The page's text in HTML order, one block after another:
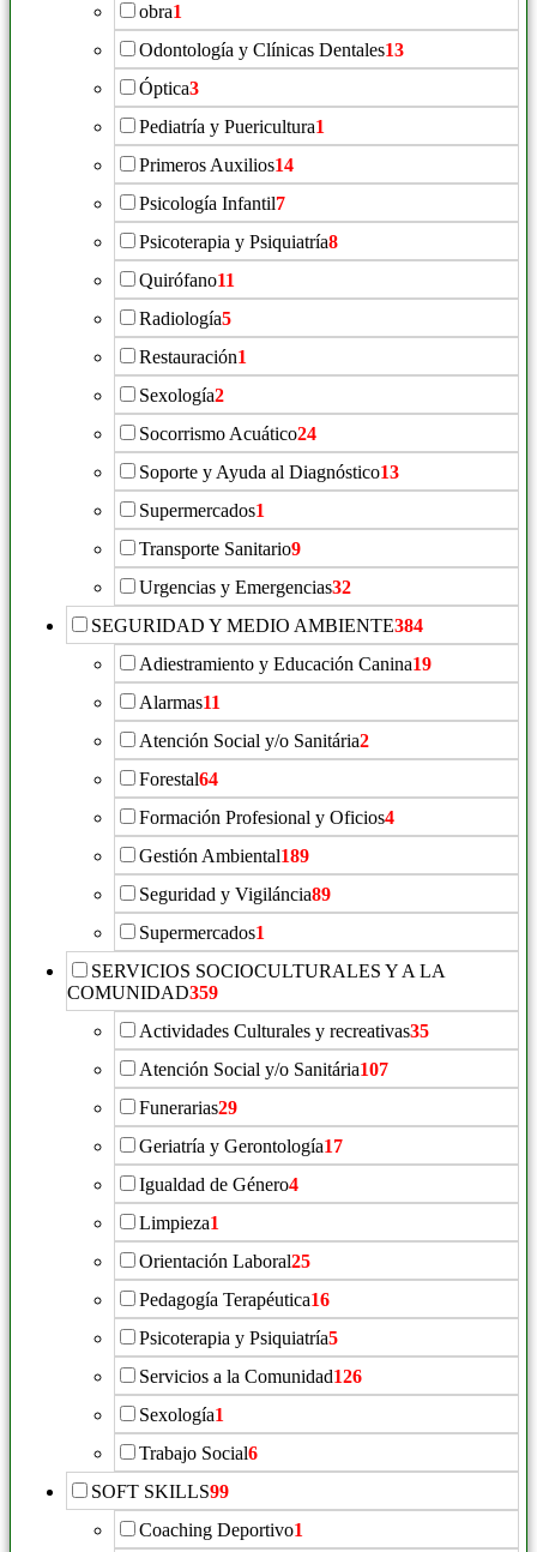
obra1
Odontología y Clínicas Dentales13
Óptica3
Pediatría y Puericultura1
Primeros Auxilios14
Psicología Infantil7
Psicoterapia y Psiquiatría8
Quirófano11
Radiología5
Restauración1
Sexología2
Socorrismo Acuático24
Soporte y Ayuda al Diagnóstico13
Supermercados1
Transporte Sanitario9
Urgencias y Emergencias32
SEGURIDAD Y MEDIO AMBIENTE384
Adiestramiento y Educación Canina19
Alarmas11
Atención Social y/o Sanitária2
Forestal64
Formación Profesional y Oficios4
Gestión Ambiental189
Seguridad y Vigiláncia89
Supermercados1
SERVICIOS SOCIOCULTURALES Y A LA
COMUNIDAD359
Actividades Culturales y recreativas35
Atención Social y/o Sanitária107
Funerarias29
Geriatría y Gerontología17
Igualdad de Género4
Limpieza1
Orientación Laboral25
Pedagogía Terapéutica16
Psicoterapia y Psiquiatría5
Servicios a la Comunidad126
Sexología1
Trabajo Social6
SOFT SKILLS99
Coaching Deportivo1